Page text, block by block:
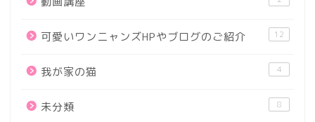
可愛いワンニャンズHPやブログのご紹介 12
我が家の猫 4
未分類 8